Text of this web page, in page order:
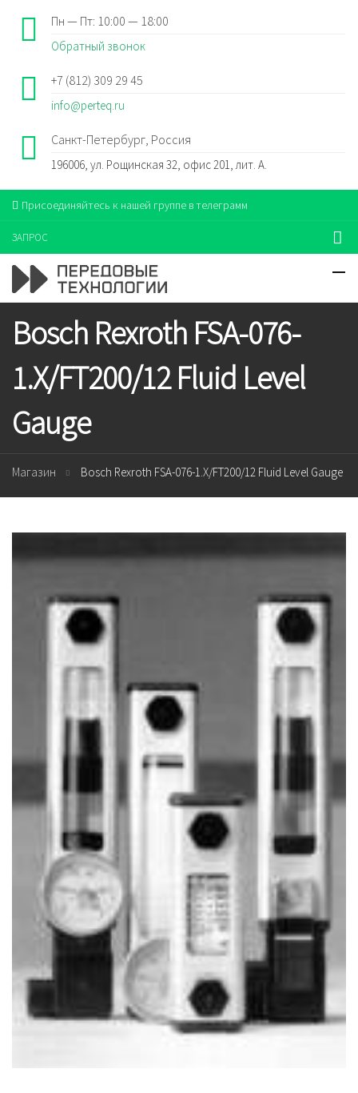
Пн — Пт: 10:00 — 18:00
Обратный звонок
+7 (812) 309 29 45
info@perteq.ru
Санкт-Петербург, Россия
196006, ул. Рощинская 32, офис 201, лит. А.
Присоединяйтесь к нашей группе в телеграмм
ЗАПРОС
Bosch Rexroth FSA-076-
1.X/FT200/12 Fluid Level
Gauge
Магазин Bosch Rexroth FSA-076-1.X/FT200/12 Fluid Level Gauge